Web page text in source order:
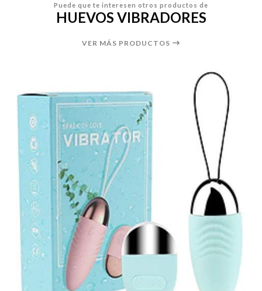
Puede que te interesen otros productos de
HUEVOS VIBRADORES
VER MÁS PRODUCTOS